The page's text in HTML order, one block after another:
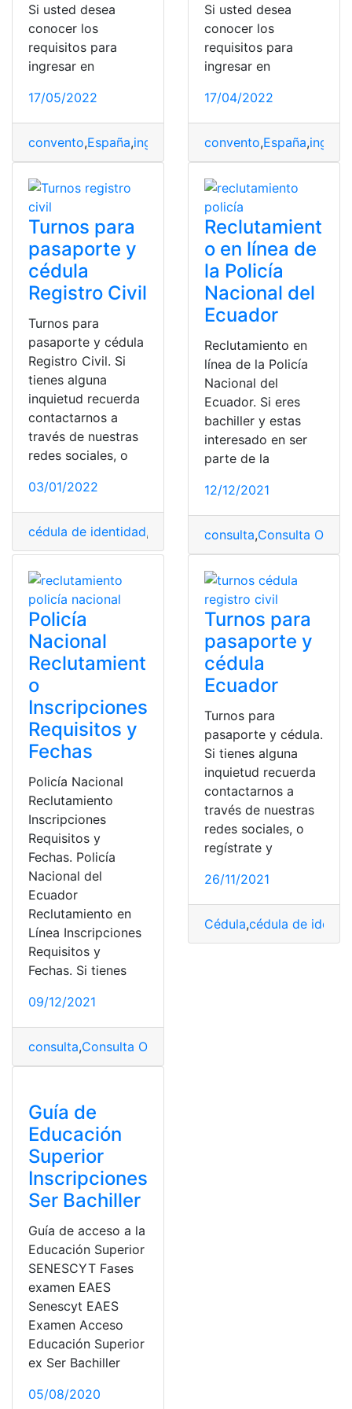
Si usted desea
conocer los
requisitos para
ingresar en
17/05/2022
convento,España,ingresar procesos,Requisitos
Si usted desea
conocer los
requisitos para
ingresar en
17/04/2022
convento,España,
Turnos para
pasaporte y
cédula
Registro Civil
Turnos para
pasaporte y cédula
Registro Civil. Si
tienes alguna
inquietud recuerda
contactarnos a
través de nuestras
redes sociales, o
03/01/2022
cédula de identidad, Pasaporte,Registro Civil,Turno
Reclutamient
o en línea de
la Policía
Nacional del
Ecuador
Reclutamiento en
línea de la Policía
Nacional del
Ecuador. Si eres
bachiller y estas
interesado en ser
parte de la
12/12/2021
consulta,Consulta Online
Policía
Nacional
Reclutamient
o
Inscripciones
Requisitos y
Fechas
Policía Nacional
Reclutamiento
Inscripciones
Requisitos y
Fechas. Policía
Nacional del
Ecuador
Reclutamiento en
Línea Inscripciones
Requisitos y
Fechas. Si tienes
09/12/2021
consulta,Consulta Online
Turnos para
pasaporte y
cédula
Ecuador
Turnos para
pasaporte y cédula.
Si tienes alguna
inquietud recuerda
contactarnos a
través de nuestras
redes sociales, o
regístrate y
26/11/2021
Cédula,cédula de
Guía de
Educación
Superior
Inscripciones
Ser Bachiller
Guía de acceso a la
Educación Superior
SENESCYT Fases
examen EAES
Senescyt EAES
Examen Acceso
Educación Superior
ex Ser Bachiller
05/08/2020